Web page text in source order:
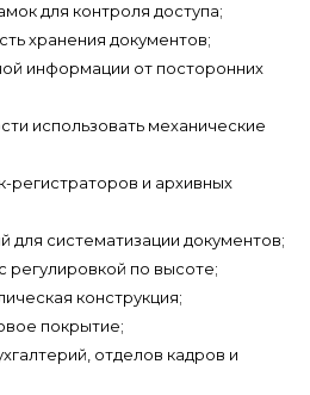
для контроля доступа;
хранения документов;
информации от посторонних
использовать механические
регистраторов и архивных
для систематизации документов;
регулировкой по высоте;
конструкция;
покрытие;
отделов кадров и